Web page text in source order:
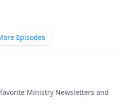
sublime de amor
Episodes